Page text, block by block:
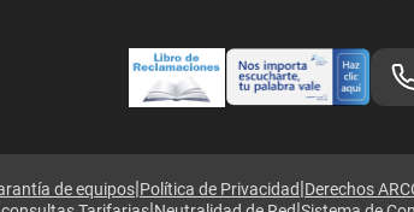
de equipos|Política de Privacidad|Derechos